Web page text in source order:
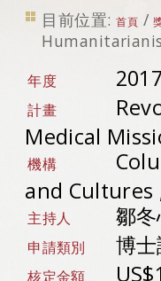
目前位置: 首頁 /
年度 2017
計畫
Medical
機構
and Cultures
主持人 鄒
申請類別 博
核定金額